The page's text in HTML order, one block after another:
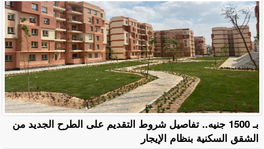
بـ 1500 جنيه.. تفاصيل شروط التقديم على الطرح الجديد من
الشقق السكنية بنظام الإيجار